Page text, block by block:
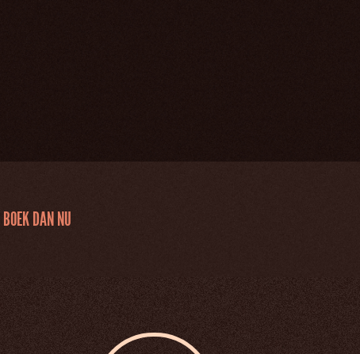
BOEK DAN NU